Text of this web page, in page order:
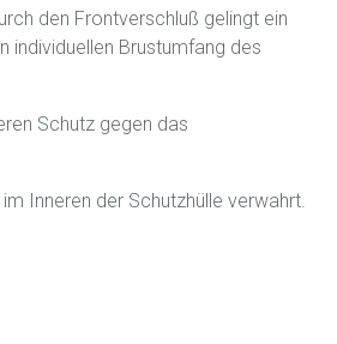
den Frontverschluß gelingt ein
individuellen Brustumfang des
Schutz gegen das
Inneren der Schutzhülle verwahrt.